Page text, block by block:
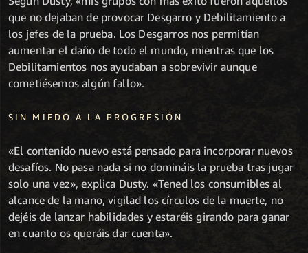
que no dejaban de provocar Desgarro y Debilitamiento a
los jefes de la prueba. Los Desgarros nos permitían
aumentar el daño de todo el mundo, mientras que los
Debilitamientos nos ayudaban a sobrevivir aunque
cometiésemos algún fallo».
SIN MIEDO A LA PROGRESIÓN
«El contenido nuevo está pensado para incorporar nuevos
desafíos. No pasa nada si no domináis la prueba tras jugar
solo una vez», explica Dusty. «Tened los consumibles al
alcance de la mano, vigilad los círculos de la muerte, no
dejéis de lanzar habilidades y estaréis girando para ganar
en cuanto os queráis dar cuenta».